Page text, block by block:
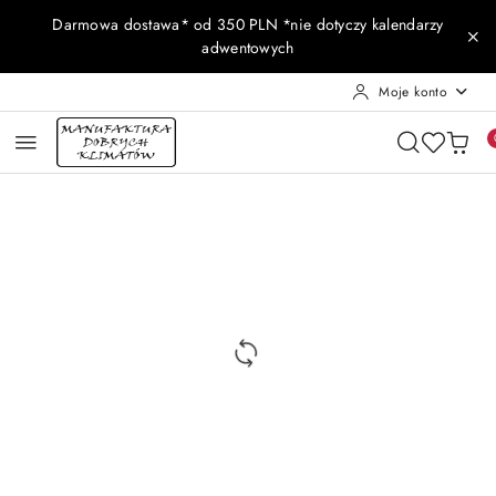
Przejdź do treści głównej
Przejdź do wyszukiwarki
Przejdź do moje konto
Przejdź do menu głównego
Przejdź do opisu produktu
Przejdź do stopki
Darmowa dostawa* od 350 PLN *nie dotyczy kalendarzy
adwentowych
Moje konto